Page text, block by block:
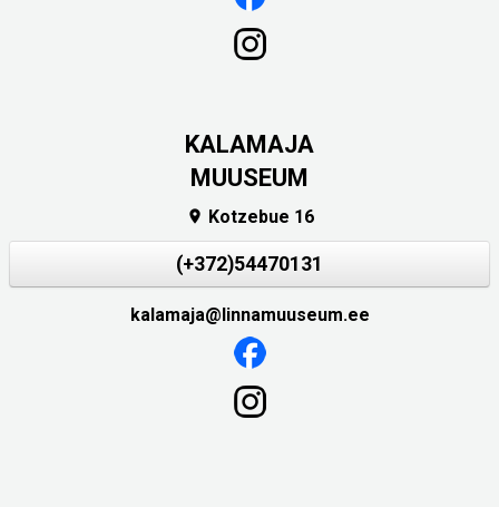
KALAMAJA
MUUSEUM
 Kotzebue 16
(+372)54470131
kalamaja@linnamuuseum.ee